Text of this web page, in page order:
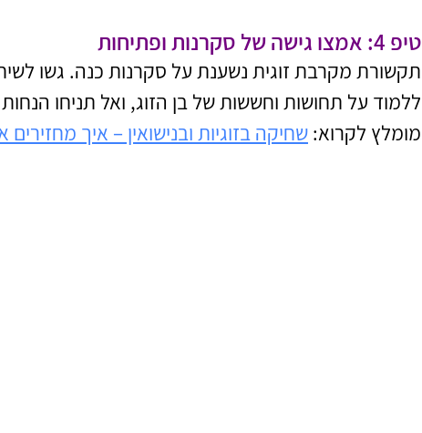
טיפ 4: אמצו גישה של סקרנות ופתיחות
תקשורת מקרבת זוגית נשענת על סקרנות כנה. גשו
ללמוד על תחושות וחששות של בן הזוג, ואל תניחו
מומלץ לקרוא: שחיקה בזוגיות ובנישואין – איך